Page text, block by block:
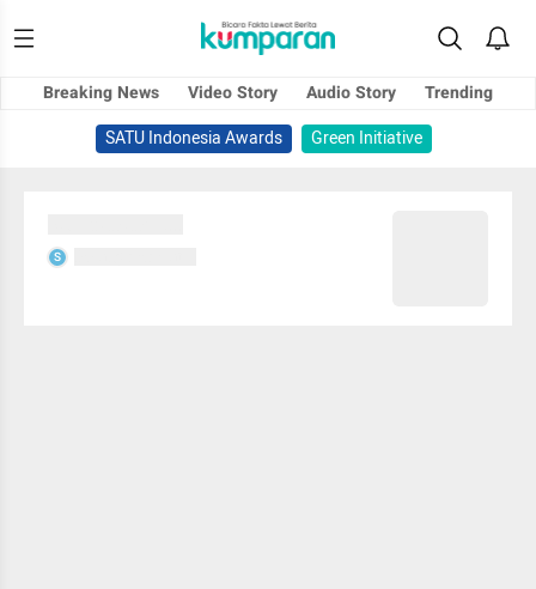
Breaking News Video Story Audio Story
Trending
SATU Indonesia Awards
Green Initiative
S